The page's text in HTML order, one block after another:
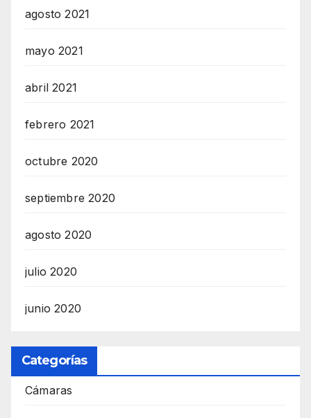
agosto 2021
mayo 2021
abril 2021
febrero 2021
octubre 2020
septiembre 2020
agosto 2020
julio 2020
junio 2020
Categorías
Cámaras